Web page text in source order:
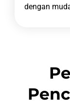
dengan